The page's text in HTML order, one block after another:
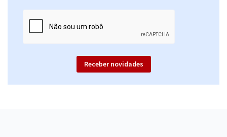
Receber novidades